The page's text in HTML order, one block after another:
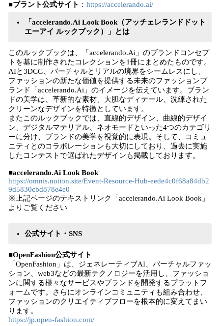
■ブラント公式サイト ： https://accelerando.ai/
「accelerando.Ai Look Book（アッチェレランドドット
エーアイ ルックブック）」とは
このルックブックは、「accelerando.Ai」のブランドコンセプ
トを基に制作されたコレクションを1冊にまとめたものです。
AIと3DCG、バーチャルとリアルの境界をシームレスにし、
ファッションの新たな価値を提供する未来のファッションブ
ランド「accelerando.Ai」のイメージを伝えています。ブラン
ドの美学は、革新的な素材、大胆なディテール、洗練された
クリーンなデザインを特徴としています。
またこのルックブックでは、直線的デザイン、曲線的デザイ
ン、デジタルマテリアル、ネオモードといった4つのカテゴリ
ーに分け、ブランドの美学を視覚的に表現。そして、コミュ
ニティとのコラボレーションも大切にしており、過去に実施
したコンテストで選ばれたデザインも掲載しております。
■accelerando.Ai Look Book
https://omnis.notion.site/Event-Resource-Hub-eede4c0f68a84db2
9d5830cbd878e4e0
※上記ページのテキストリンク「accelerando.Ai Look Book」
よりご覧ください
公式サイト・SNS
■OpenFashion公式サイト
「OpenFashion」は、ジェネレーティブAI、バーチャルファッ
ション、web3などの最新テクノロジーを活用し、ファッショ
ンに関する様々なサービスやブランドを開発するプラットフ
ォームです。さらにオンラインコミュニティも組み合わせ、
ファッションのクリエイティブフローを根本的に変えてまい
ります。
https://jp.open-fashion.com/